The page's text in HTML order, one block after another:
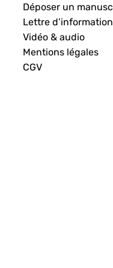
Déposer un
Lettre d’information
Vidéo & audio
Mentions légales
CGV